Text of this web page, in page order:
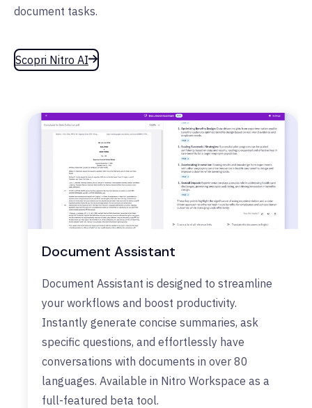
document tasks.
Scopri Nitro AI
Document Assistant
Document Assistant is designed to streamline
your workflows and boost productivity.
Instantly generate concise summaries, ask
specific questions, and effortlessly have
conversations with documents in over 80
languages. Available in Nitro Workspace as a
full-featured beta tool.